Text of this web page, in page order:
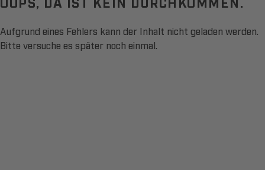
Aufgrund eines Fehlers kann der Inhalt nicht geladen werden.
Bitte versuche es später noch einmal.